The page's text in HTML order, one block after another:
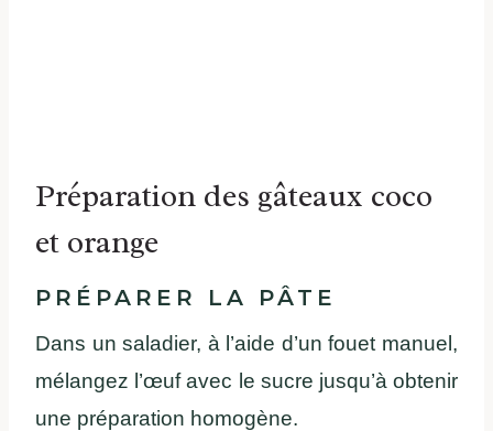
Préparation des gâteaux coco
et orange
PRÉPARER LA PÂTE
Dans un saladier, à l’aide d’un fouet manuel,
mélangez l’œuf avec le sucre jusqu’à obtenir
une préparation homogène.